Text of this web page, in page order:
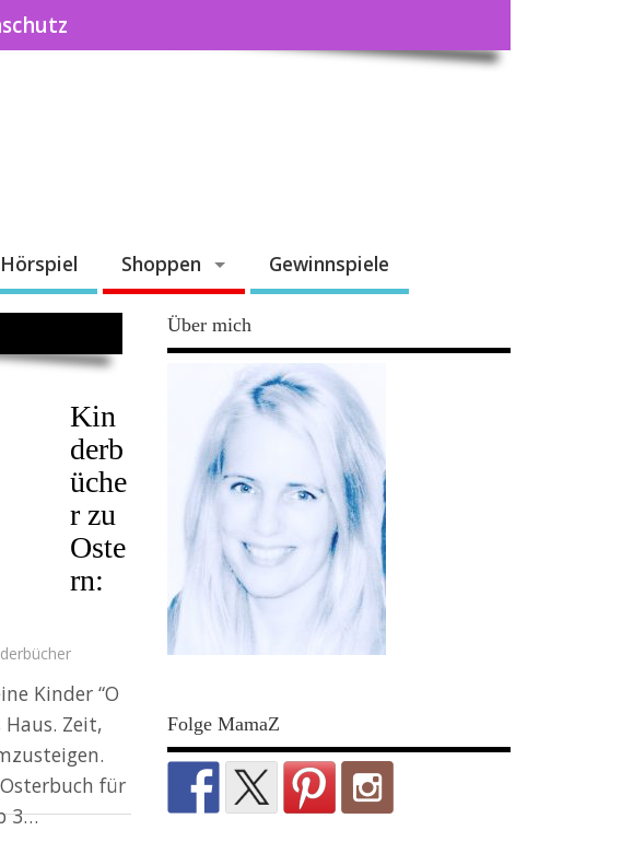
Shoppen Gewinnspiele
Kin
derb
üche
r zu
Oste
rn:
Kinder “O
Haus. Zeit,
für
3…
Über mich
Folge MamaZ